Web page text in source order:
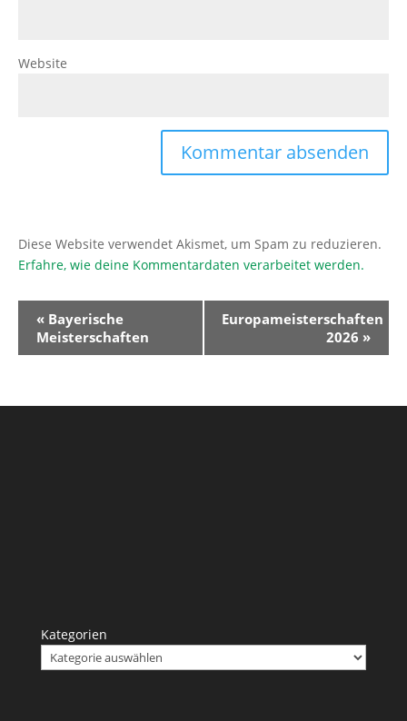
Website
Diese Website verwendet Akismet, um Spam zu reduzieren.
Erfahre, wie deine Kommentardaten verarbeitet werden.
Veranstaltung-
Navigation
« Bayerische
Meisterschaften
Europameisterschaften
2026 »
Kategorien